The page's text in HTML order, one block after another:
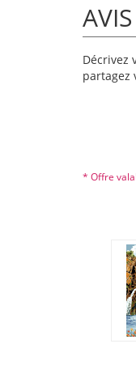
Décrivez
partagez
* Offre